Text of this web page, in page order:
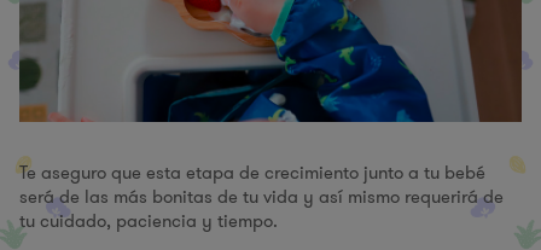
Te aseguro que esta etapa de crecimiento junto a tu bebé
será de las más bonitas de tu vida y así mismo requerirá de
tu cuidado, paciencia y tiempo.